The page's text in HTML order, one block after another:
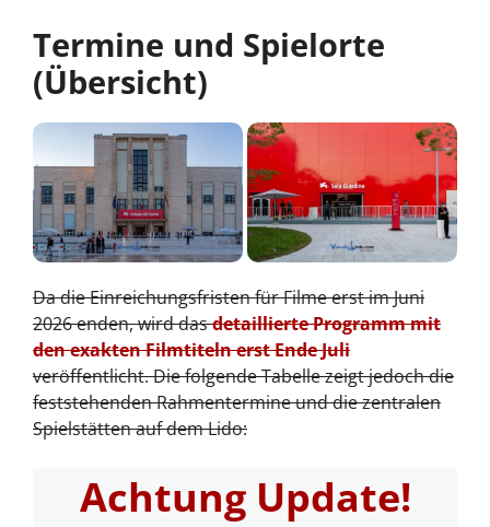
Termine und Spielorte
(Übersicht)
Da die Einreichungsfristen für Filme erst im Juni
2026 enden, wird dasdetaillierte Programm mit
den exakten Filmtiteln erst Ende Juli
veröffentlicht. Die folgende Tabelle zeigt jedoch die
feststehenden Rahmentermine und die zentralen
Spielstätten auf dem Lido:
Achtung Update!